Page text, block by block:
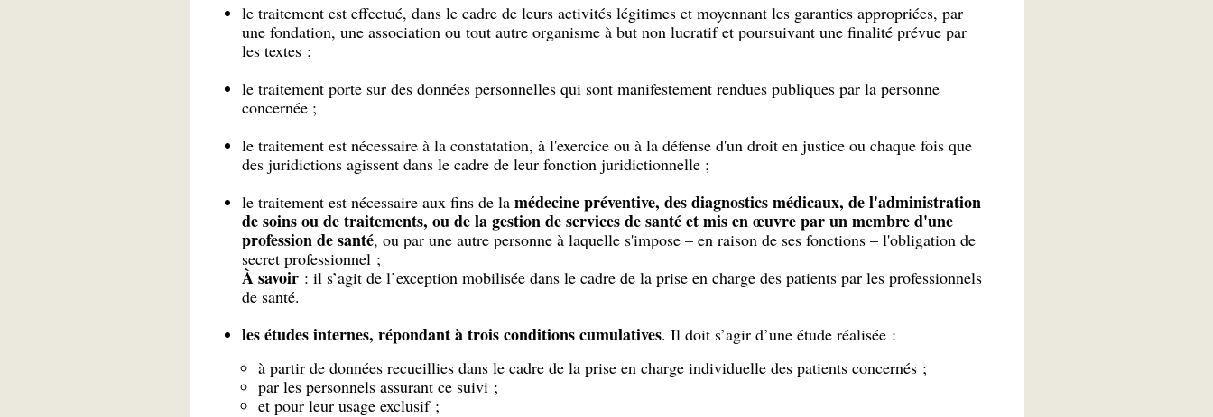
le traitement est effectué, dans le cadre de leurs activités légitimes et moyennant les garanties appropriées, par
une fondation, une association ou tout autre organisme à but non lucratif et poursuivant une finalité prévue par
les textes ;
le traitement porte sur des données personnelles qui sont manifestement rendues publiques par la personne
concernée ;
le traitement est nécessaire à la constatation, à l'exercice ou à la défense d'un droit en justice ou chaque fois que
des juridictions agissent dans le cadre de leur fonction juridictionnelle ;
le traitement est nécessaire aux fins de lamédecine préventive, des diagnostics médicaux, de l'administration
de soins ou de traitements, ou de la gestion de services de santé et mis en œuvre par un membre d'une
profession de santé, ou par une autre personne à laquelle s'impose – en raison de ses fonctions – l'obligation de
secret professionnel ;
À savoir: il s’agit de l’exception mobilisée dans le cadre de la prise en charge des patients par les professionnels
de santé.
les études internes, répondant à trois conditions cumulatives. Il doit s’agir d’une étude réalisée :
à partir de données recueillies dans le cadre de la prise en charge individuelle des patients concernés ;
par les personnels assurant ce suivi ;
et pour leur usage exclusif ;